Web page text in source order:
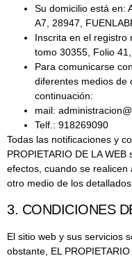
Su domicilio está en:
A7, 28947,
Inscrita en el registro
tomo 30355, Folio
Para comunicarse
diferentes medios de
continuación:
mail:
Telf.: 918269090
Todas las notificaciones y
PROPIETARIO DE LA
efectos, cuando se
otro medio de los
3. CONDICIONES
El sitio web y sus servicios
obstante, EL